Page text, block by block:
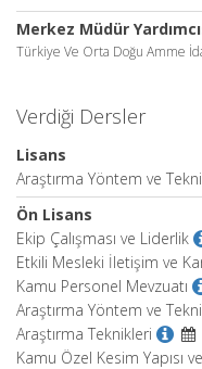
Merkez Müdür
Türkiye Ve Orta Doğu Amme
Verdiği Dersler
Lisans
Araştırma Yöntem ve
Ön Lisans
Ekip Çalışması ve Liderlik
Etkili Mesleki İletişim ve
Kamu Personel Mevzuatı
Araştırma Yöntem ve
Araştırma Teknikleri
Kamu Özel Kesim Yapısı